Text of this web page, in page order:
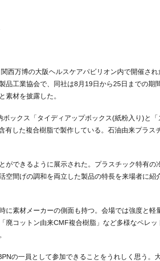
西万博の大阪ヘルスケアパビリオン内で開催さ
品工業協会で、同社は8月19日から25日までの期
素材を披露した。
ックス「タイディアップボックス(紙粉入り)と
有した複合樹脂で製作している。石油由来プラ
ができるように展示された。プラスチック特有
空間げの調和を両立した製品の特長を来場者に
に素材メーカーの側面も持つ。会場では強度と
廃コットン由来CMF複合樹脂」など多様なペレ
の一員として参加できることをうれしく思う。